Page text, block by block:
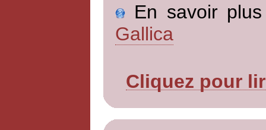
En savoir
Gallica
Cliquez pour